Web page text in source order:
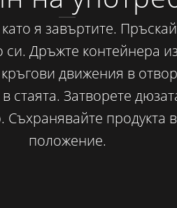
я завъртите.
си. Дръжте контейнера
движения в
стаята. Затворете
Съхранявайте продукта
положение.